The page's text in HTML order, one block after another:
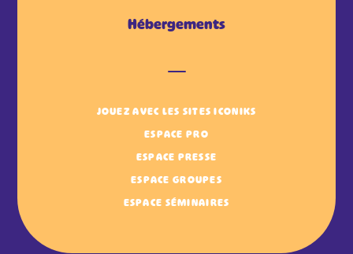
Hébergements
JOUEZ AVEC LES SITES ICONIKS
ESPACE PRO
ESPACE PRESSE
ESPACE GROUPES
ESPACE SÉMINAIRES